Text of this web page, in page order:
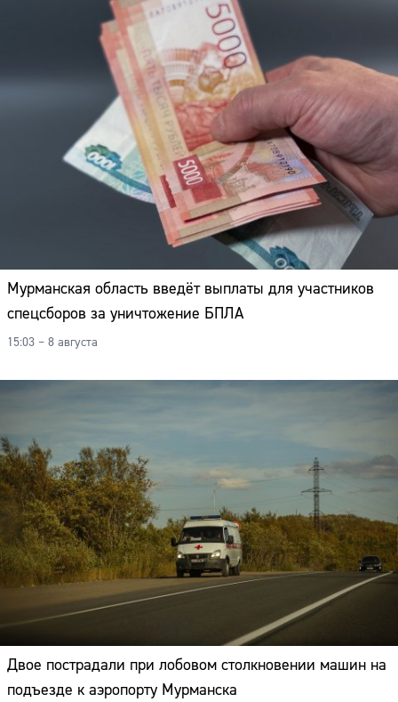
Мурманская область введёт выплаты для участников
спецсборов за уничтожение БПЛА
15:03 – 8 августа
Двое пострадали при лобовом столкновении машин на
подъезде к аэропорту Мурманска